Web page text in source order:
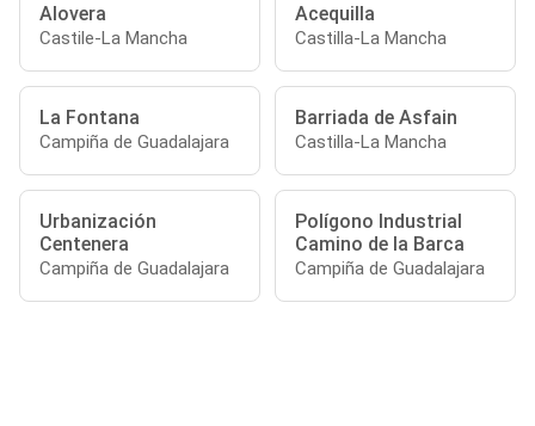
Alovera
Castile-La Mancha
Acequilla
Castilla-La Mancha
La Fontana
Campiña de Guadalajara
Barriada de Asfain
Castilla-La Mancha
Urbanización
Centenera
Campiña de Guadalajara
Polígono Industrial
Camino de la Barca
Campiña de Guadalajara